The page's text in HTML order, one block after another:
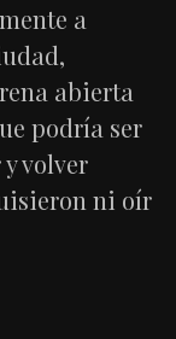
a
abierta
podría ser
volver
ni oír